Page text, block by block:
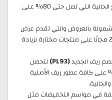
استفد من خصومات الموقع الحالية التي تصل حتى 80% على
بالعروض والتي تقدم عرض
اشترِ عطر واحد واحصل على 2 مجانًا على منتجات مختارة لزيادة
ريف الجديد(PL93)
لتحصل
خصم إضافي بقيمة 5% على كافة عطور ريف الأصلية
في مواسم التخفيضات مثل